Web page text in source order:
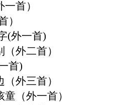
首）
）
(外一首)
外二首）
首)
外三首）
童（外一首）